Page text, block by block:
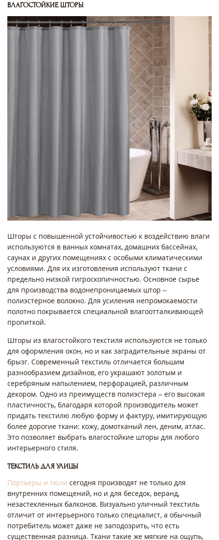
ВЛАГОСТОЙКИЕ ШТОРЫ
Шторы с повышенной устойчивостью к воздействию влаги
используются в ванных комнатах, домашних бассейнах,
саунах и других помещениях с особыми климатическими
условиями. Для их изготовления используют ткани с
предельно низкой гигроскопичностью. Основное сырье
для производства водонепроницаемых штор –
полиэстерное волокно. Для усиления непромокаемости
полотно покрывается специальной влагоотталкивающей
пропиткой.
Шторы из влагостойкого текстиля используются не только
для оформления окон, но и как заградительные экраны от
брызг. Современный текстиль отличается большим
разнообразием дизайнов, его украшают золотым и
серебряным напылением, перфорацией, различным
декором. Одно из преимуществ полиэстера – его высокая
пластичность, благодаря которой производитель может
придать текстилю любую форму и фактуру, имитирующую
более дорогие ткани: кожу, домотканый лен, деним, атлас.
Это позволяет выбрать влагостойкие шторы для любого
интерьерного стиля.
ТЕКСТИЛЬ ДЛЯ УЛИЦЫ
Портьеры и тюли сегодня производят не только для
внутренних помещений, но и для беседок, веранд,
незастекленных балконов. Визуально уличный текстиль
отличит от интерьерного только специалист, а обычный
потребитель может даже не заподозрить, что есть
существенная разница. Ткани такие же мягкие на ощупь,